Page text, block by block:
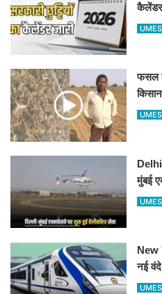
फसल
500-
मुंबई
New
नई वंदे
का